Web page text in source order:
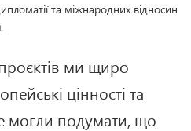
та міжнародних відносин
.
ми щиро
цінності та
могли подумати, що